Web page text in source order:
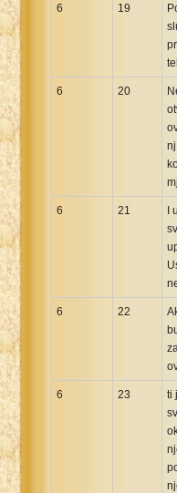
6 19
6 20
6 21
I
6 22
6 23
ti